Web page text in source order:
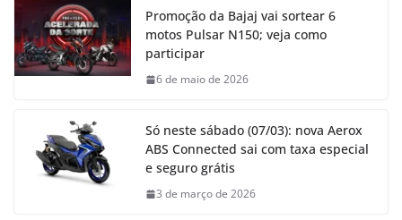
Promoção da Bajaj vai sortear 6
motos Pulsar N150; veja como
participar
6 de maio de 2026
Só neste sábado (07/03): nova Aerox
ABS Connected sai com taxa especial
e seguro grátis
3 de março de 2026